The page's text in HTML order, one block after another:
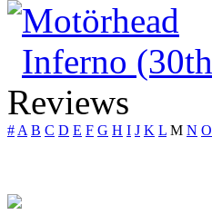
Motörhead
Inferno
Reviews
# A B C D E F G H I J K L M N O